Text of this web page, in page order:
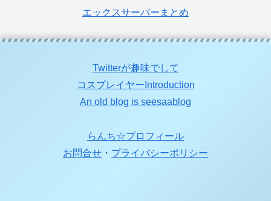
エックスサーバーまとめ
Twitterが趣味でして
コスプレイヤーIntroduction
An old blog is seesaablog
らんち☆プロフィール
お問合せ ・ プライバシーポリシー